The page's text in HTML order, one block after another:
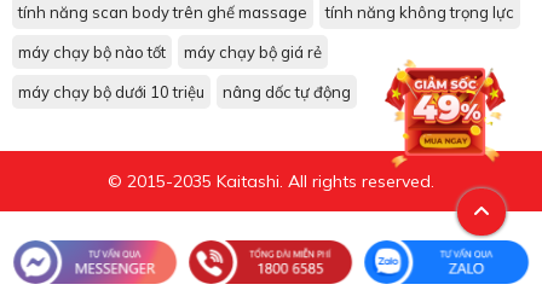
tính năng scan body trên ghế massage tính năng không trọng lực
máy chạy bộ nào tốt máy chạy bộ giá rẻ
máy chạy bộ dưới 10 triệu nâng dốc tự động
© 2015-2035 Kaitashi. All rights reserved.